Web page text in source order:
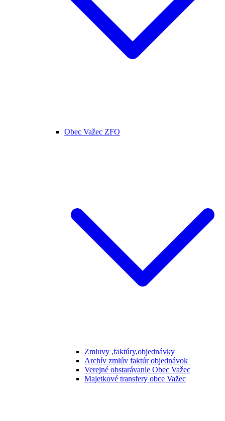
Obec Važec ZFO
Zmluvy ,faktúry,objednávky
Archív zmlúv faktúr objednávok
Verejné obstarávanie Obec Važec
Majetkové transfery obce Važec